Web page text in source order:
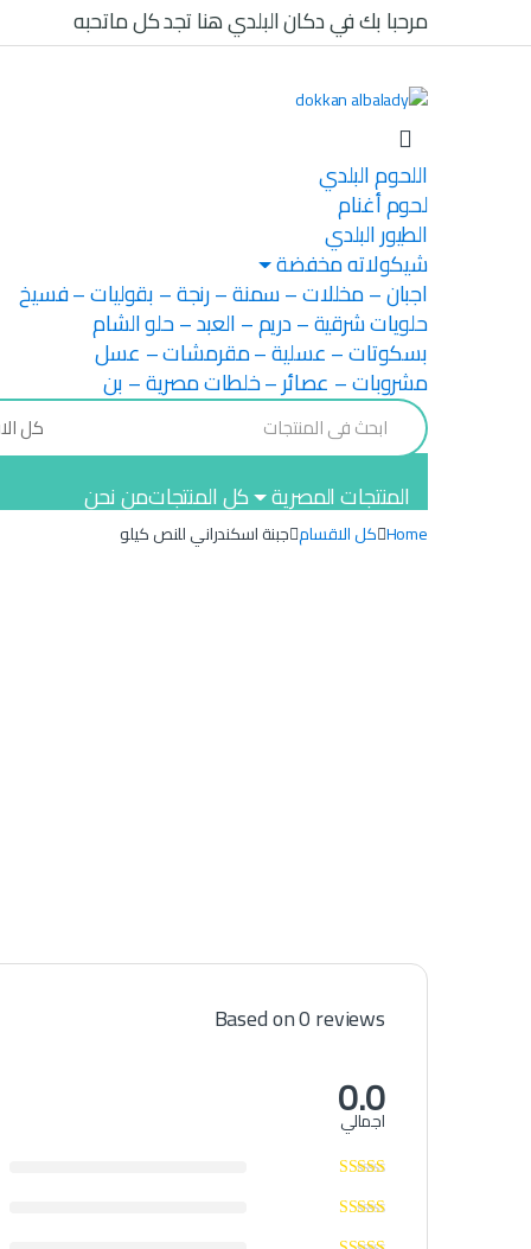
to
to
مرحبا بك في دكان البلدي هنا تجد كل ماتحبه
اللحوم البلدي
لحوم أغنام
الطيور البلدي
شيكولاته مخفضة
اجبان – مخللات – سمنة – رنجة – بقوليات – فسيخ
حلويات شرقية – دريم – العبد – حلو الشام
بسكوتات – عسلية – مقرمشات – عسل
مشروبات – عصائر – خلطات مصرية – بن
Search
for:
المنتجات المصرية كل المنتجاتمن نحن
Home كل الاقسام جبنة اسكندراني للنص كيلو
Based on 0 reviews
0.0
اجمالي